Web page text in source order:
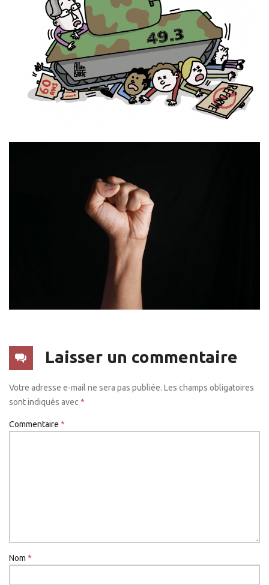
Laisser un commentaire
Votre adresse e-mail ne sera pas publiée. Les champs obligatoires
sont indiqués avec *
Commentaire *
Nom *